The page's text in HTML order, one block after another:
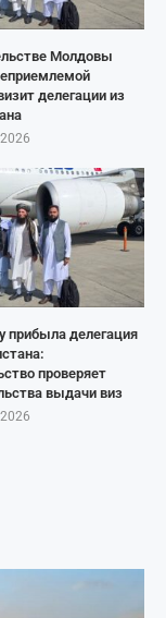
Молдовы
делегации из
прибыла делегация
проверяет
выдачи виз